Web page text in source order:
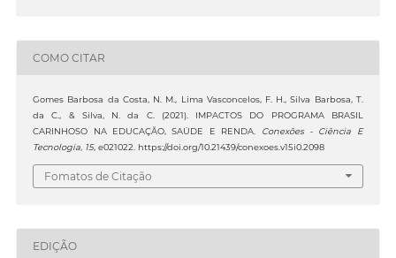
COMO CITAR
Gomes Barbosa da Costa, N. M., Lima Vasconcelos, F. H., Silva Barbosa, T.
da C., & Silva, N. da C. (2021). IMPACTOS DO PROGRAMA BRASIL
CARINHOSO NA EDUCAÇÃO, SAÚDE E RENDA.
Conexões - Ciência E
Tecnologia, 15, e021022. https://doi.org/10.21439/conexoes.v15i0.2098
Fomatos de Citação
EDIÇÃO